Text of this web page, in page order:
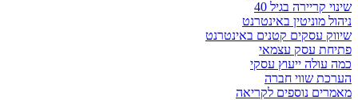
שינוי קריירה בגיל 40
ניהול מוניטין באינטרנט
שיווק עסקים קטנים באינטרנט
פתיחת עסק עצמאי
כמה עולה ייעוץ עסקי
הערכת שווי חברה
מאמרים נוספים לקריאה